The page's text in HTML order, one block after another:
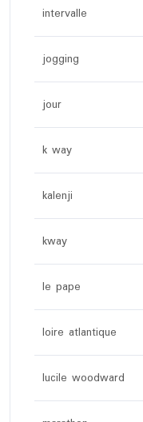
intervalle
jogging
jour
k way
kalenji
kway
le pape
loire atlantique
lucile woodward